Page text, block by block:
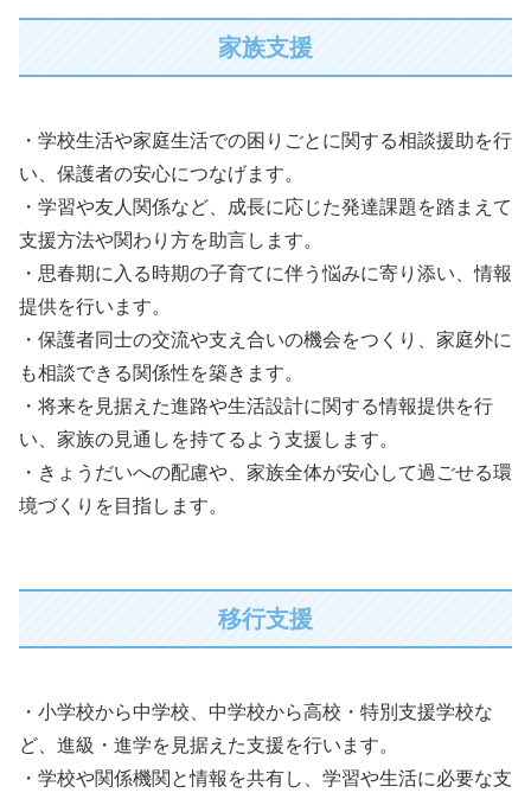
家族支援
・学校生活や家庭生活での困りごとに関する相談援助を行
い、保護者の安心につなげます。
・学習や友人関係など、成長に応じた発達課題を踏まえて
支援方法や関わり方を助言します。
・思春期に入る時期の子育てに伴う悩みに寄り添い、情報
提供を行います。
・保護者同士の交流や支え合いの機会をつくり、家庭外に
も相談できる関係性を築きます。
・将来を見据えた進路や生活設計に関する情報提供を行
い、家族の見通しを持てるよう支援します。
・きょうだいへの配慮や、家族全体が安心して過ごせる環
境づくりを目指します。
移行支援
・小学校から中学校、中学校から高校・特別支援学校な
ど、進級・進学を見据えた支援を行います。
・学校や関係機関と情報を共有し、学習や生活に必要な支